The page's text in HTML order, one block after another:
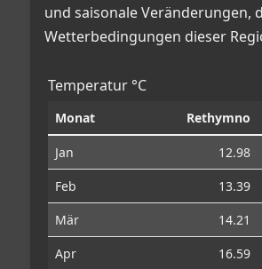
und saisonale
Wetterbedingungen dieser
Temperatur °C
Monat Rethymno
Jan 12.98
Feb
13.39
Mär
14.21
Apr
16.59